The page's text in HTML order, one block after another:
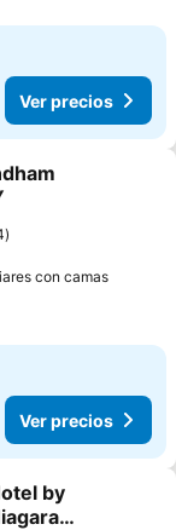
Ver precios
con camas
Ver precios
by